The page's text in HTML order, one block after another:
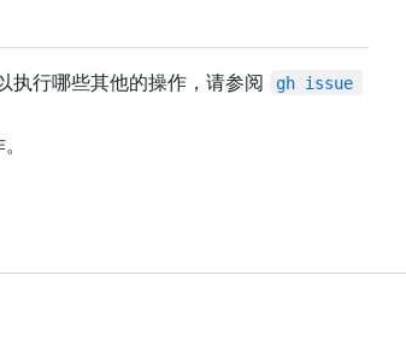
执行哪些其他的操作，请参阅
gh issue